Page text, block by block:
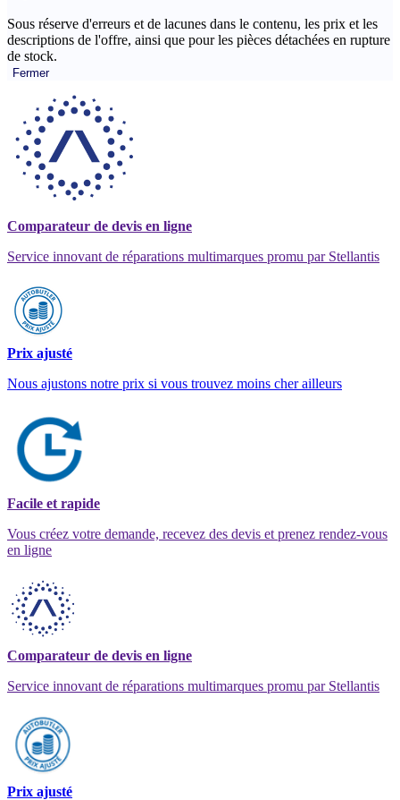
Sous réserve d'erreurs et de lacunes dans le contenu, les prix et les
descriptions de l'offre, ainsi que pour les pièces détachées en rupture
de stock.
Fermer
Comparateur de devis en ligne
Service innovant de réparations multimarques promu par Stellantis
Prix ajusté
Nous ajustons notre prix si vous trouvez moins cher ailleurs
Facile et rapide
Vous créez votre demande, recevez des devis et prenez rendez-vous
en ligne
Comparateur de devis en ligne
Service innovant de réparations multimarques promu par Stellantis
Prix ajusté